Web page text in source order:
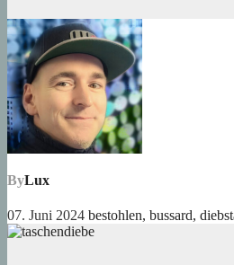
ByLux
07. Juni 2024 bestohlen, bussard,